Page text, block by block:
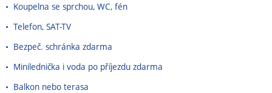
Koupelna se sprchou, WC, fén
Telefon, SAT-TV
Bezpeč. schránka zdarma
Minilednička i voda po příjezdu zdarma
Balkon nebo terasa